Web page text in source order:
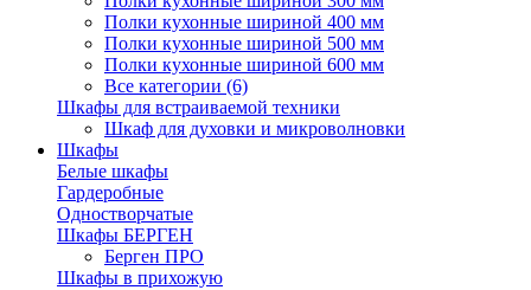
Полки кухонные шириной 400 мм
Полки кухонные шириной 500 мм
Полки кухонные шириной 600 мм
Все категории (6)
Шкафы для встраиваемой техники
Шкаф для духовки и микроволновки
Шкафы
Белые шкафы
Гардеробные
Одностворчатые
Шкафы БЕРГЕН
Берген ПРО
Шкафы в прихожую